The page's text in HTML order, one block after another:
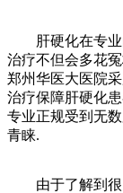
肝硬化在专业
治疗不但会多花
郑州华医大医院
治疗保障肝硬化
专业正规受到无
青睐.
由于了解到很